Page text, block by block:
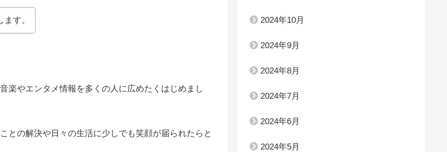
す。
楽やエンタメ情報を多くの人に広めたくはじめまし
との解決や日々の生活に少しでも笑顔が届られたらと
2024年10月
2024年9月
2024年8月
2024年7月
2024年6月
2024年5月